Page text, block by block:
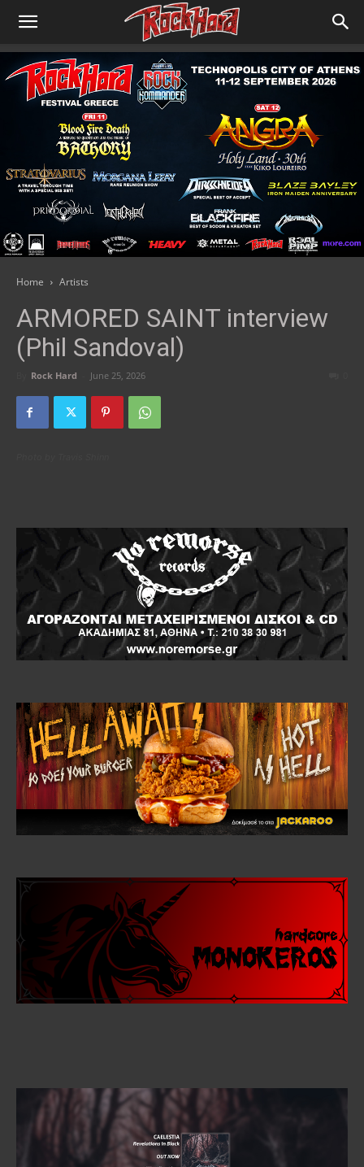
Home Artists
ARMORED SAINT interview
(Phil Sandoval)
Rock Hard June 25, 2026